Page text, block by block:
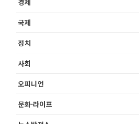
경제
국제
정치
사회
오피니언
문화·라이프